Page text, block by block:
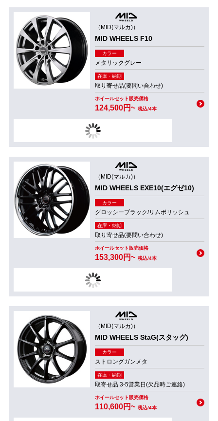
（MID(マルカ)）
MID WHEELS F10
カラー
メタリックグレー
在庫・納期
取り寄せ品(要問い合わせ)
ホイールセット販売価格
124,500円~ 税込/4本
（MID(マルカ)）
MID WHEELS EXE10(エグゼ10)
カラー
グロッシーブラック/リムポリッシュ
在庫・納期
取り寄せ品(要問い合わせ)
ホイールセット販売価格
153,300円~ 税込/4本
（MID(マルカ)）
MID WHEELS StaG(スタッグ)
カラー
ストロングガンメタ
在庫・納期
取寄せ品 3-5営業日(欠品時ご連絡)
ホイールセット販売価格
110,600円~ 税込/4本